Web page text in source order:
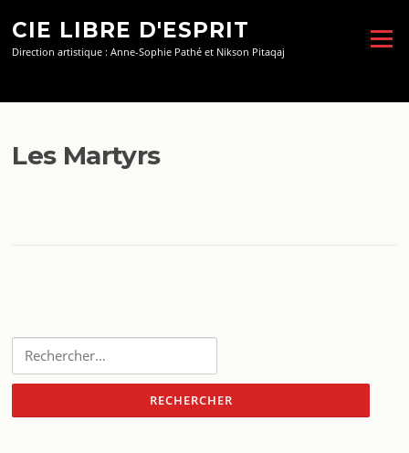
contenu
CIE LIBRE D'ESPRIT
Direction artistique : Anne-Sophie Pathé et Nikson Pitaqaj
Menu
Les Martyrs